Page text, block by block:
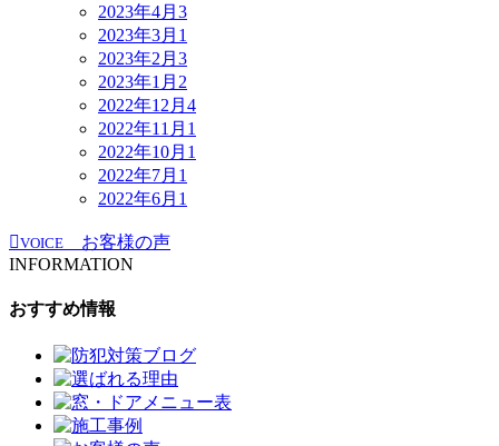
2023年4月 3
2023年3月 1
2023年2月 3
2023年1月 2
2022年12月 4
2022年11月 1
2022年10月 1
2022年7月 1
2022年6月 1
VOICE
お客様の声
INFORMATION
おすすめ情報